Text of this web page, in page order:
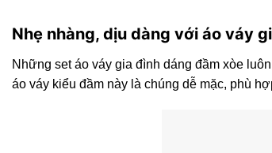
Nhẹ nhàng, dịu dàng với áo váy
Những set áo váy gia đình dáng đầm xòe
áo váy kiểu đầm này là chúng dễ mặc, phù